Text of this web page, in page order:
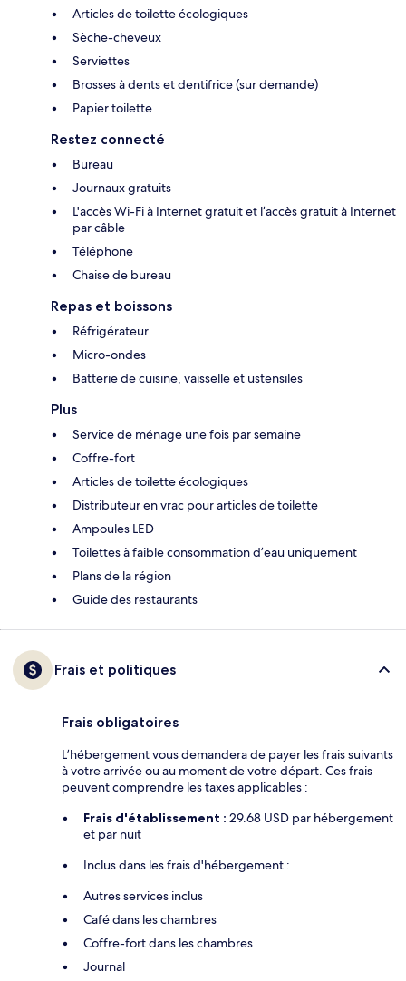
Articles de toilette écologiques
Sèche-cheveux
Serviettes
Brosses à dents et dentifrice (sur demande)
Papier toilette
Restez connecté
Bureau
Journaux gratuits
L'accès Wi-Fi à Internet gratuit et l’accès gratuit à Internet
par câble
Téléphone
Chaise de bureau
Repas et boissons
Réfrigérateur
Micro-ondes
Batterie de cuisine, vaisselle et ustensiles
Plus
Service de ménage une fois par semaine
Coffre-fort
Articles de toilette écologiques
Distributeur en vrac pour articles de toilette
Ampoules LED
Toilettes à faible consommation d’eau uniquement
Plans de la région
Guide des restaurants
Frais et politiques
Frais obligatoires
L’hébergement vous demandera de payer les frais suivants
à votre arrivée ou au moment de votre départ. Ces frais
peuvent comprendre les taxes applicables :
Frais d'établissement : 29.68 USD par hébergement
et par nuit
Inclus dans les frais d'hébergement :
Autres services inclus
Café dans les chambres
Coffre-fort dans les chambres
Journal